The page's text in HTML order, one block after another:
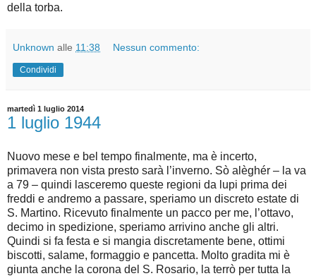
della torba.
Unknown alle 11:38 Nessun commento:
Condividi
martedì 1 luglio 2014
1 luglio 1944
Nuovo mese e bel tempo finalmente, ma è incerto,
primavera non vista presto sarà l’inverno. Sò alèghér – la va
a 79 – quindi lasceremo queste regioni da lupi prima dei
freddi e andremo a passare, speriamo un discreto estate di
S. Martino. Ricevuto finalmente un pacco per me, l’ottavo,
decimo in spedizione, speriamo arrivino anche gli altri.
Quindi si fa festa e si mangia discretamente bene, ottimi
biscotti, salame, formaggio e pancetta. Molto gradita mi è
giunta anche la corona del S. Rosario, la terrò per tutta la